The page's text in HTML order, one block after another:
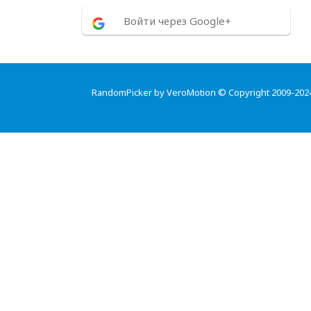
Войти через Google+
RandomPicker by VeroMotion © Copyright 2009-